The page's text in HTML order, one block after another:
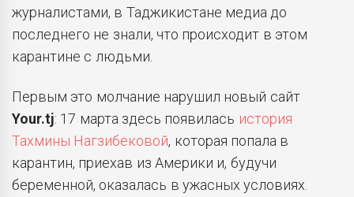
журналистами, в Таджикистане медиа до
последнего не знали, что происходит в этом
карантине с людьми.
Первым это молчание нарушил новый сайт
Your.tj: 17 марта здесь появилась история
Тахмины Нагзибековой, которая попала в
карантин, приехав из Америки и, будучи
беременной, оказалась в ужасных условиях.